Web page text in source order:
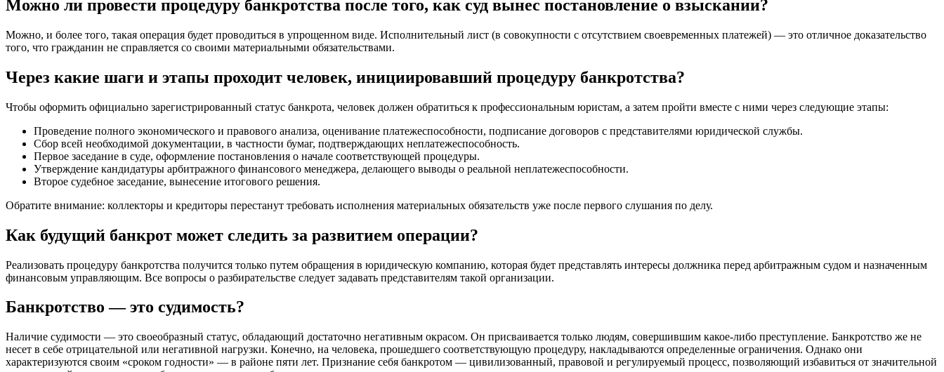
Можно ли провести процедуру банкротства после того, как суд вынес постановление о взыскании?
Можно, и более того, такая операция будет проводиться в упрощенном виде. Исполнительный лист (в совокупности с отсутствием своевременных платежей) — это отличное доказательство
того, что гражданин не справляется со своими материальными обязательствами.
Через какие шаги и этапы проходит человек, инициировавший процедуру банкротства?
Чтобы оформить официально зарегистрированный статус банкрота, человек должен обратиться к профессиональным юристам, а затем пройти вместе с ними через следующие этапы:
Проведение полного экономического и правового анализа, оценивание платежеспособности, подписание договоров с представителями юридической службы.
Сбор всей необходимой документации, в частности бумаг, подтверждающих неплатежеспособность.
Первое заседание в суде, оформление постановления о начале соответствующей процедуры.
Утверждение кандидатуры арбитражного финансового менеджера, делающего выводы о реальной неплатежеспособности.
Второе судебное заседание, вынесение итогового решения.
Обратите внимание: коллекторы и кредиторы перестанут требовать исполнения материальных обязательств уже после первого слушания по делу.
Как будущий банкрот может следить за развитием операции?
Реализовать процедуру банкротства получится только путем обращения в юридическую компанию, которая будет представлять интересы должника перед арбитражным судом и назначенным
финансовым управляющим. Все вопросы о разбирательстве следует задавать представителям такой организации.
Банкротство — это судимость?
Наличие судимости — это своеобразный статус, обладающий достаточно негативным окрасом. Он присваивается только людям, совершившим какое-либо преступление. Банкротство же не
несет в себе отрицательной или негативной нагрузки. Конечно, на человека, прошедшего соответствующую процедуру, накладываются определенные ограничения. Однако они
характеризуются своим «сроком годности» — в районе пяти лет. Признание себя банкротом — цивилизованный, правовой и регулируемый процесс, позволяющий избавиться от значительной